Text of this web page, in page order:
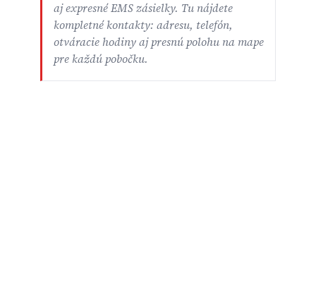
aj expresné EMS zásielky. Tu nájdete
kompletné kontakty: adresu, telefón,
otváracie hodiny aj presnú polohu na mape
pre každú pobočku.